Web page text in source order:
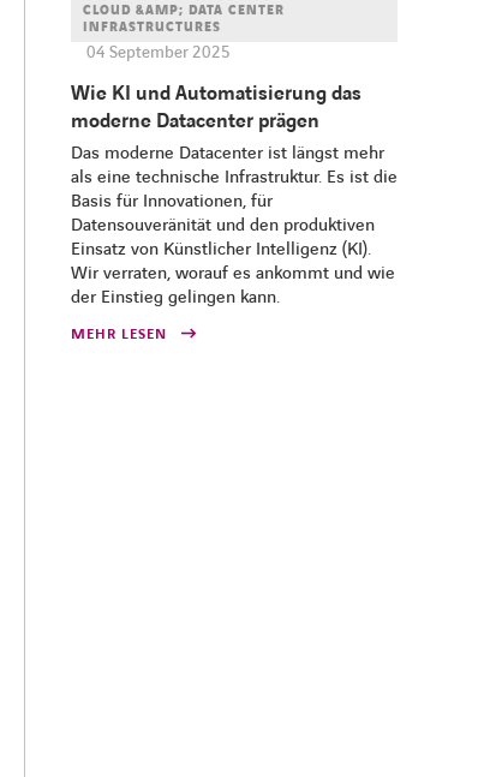
CLOUD &AMP; DATA CENTER
INFRASTRUCTURES
04 September 2025
Wie KI und Automatisierung das
moderne Datacenter prägen
Das moderne Datacenter ist längst mehr
als eine technische Infrastruktur. Es ist die
Basis für Innovationen, für
Datensouveränität und den produktiven
Einsatz von Künstlicher Intelligenz (KI).
Wir verraten, worauf es ankommt und wie
der Einstieg gelingen kann.
MEHR LESEN